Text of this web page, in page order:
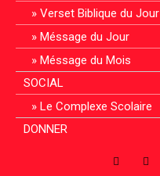
Verset Biblique du Jour
Méssage du Jour
Méssage du Mois
SOCIAL
Le Complexe Scolaire
DONNER